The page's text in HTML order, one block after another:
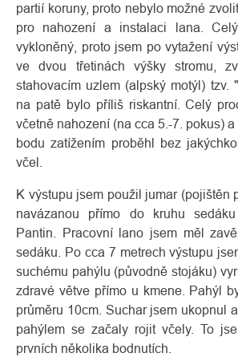
partií koruny, proto nebylo možné
pro nahození a instalaci lana.
vykloněný, proto jsem po vytažení
ve dvou třetinách výšky stromu,
stahovacím uzlem (alpský motýl) tzv.
na patě bylo příliš riskantní. Celý
včetně nahození (na cca 5.-7. pokus)
bodu zatížením proběhl bez
včel.
K výstupu jsem použil jumar (pojištěn
navázanou přímo do kruhu
Pantin. Pracovní lano jsem měl
sedáku. Po cca 7 metrech výstupu
suchému pahýlu (původně stojáku)
zdravé větve přímo u kmene. Pahýl
průměru 10cm. Suchar jsem ukopnul
pahýlem se začaly rojit včely. To
prvních několika bodnutích.